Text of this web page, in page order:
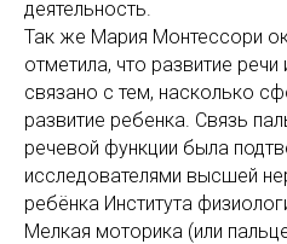
деятельность.
Так же Мария Монтессори
отметила, что развитие речи
связано с тем, насколько
развитие ребенка. Связь
речевой функции была
исследователями высшей
ребёнка Института
Мелкая моторика (или